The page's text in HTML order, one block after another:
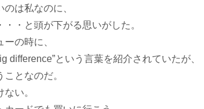
は私なのに、
・と頭が下がる思いがした。
の時に、
difference”という言葉を紹介されていたが、
となのだ。
い。